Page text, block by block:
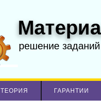
решение
ТЕОРИЯ ГАРАНТИИ